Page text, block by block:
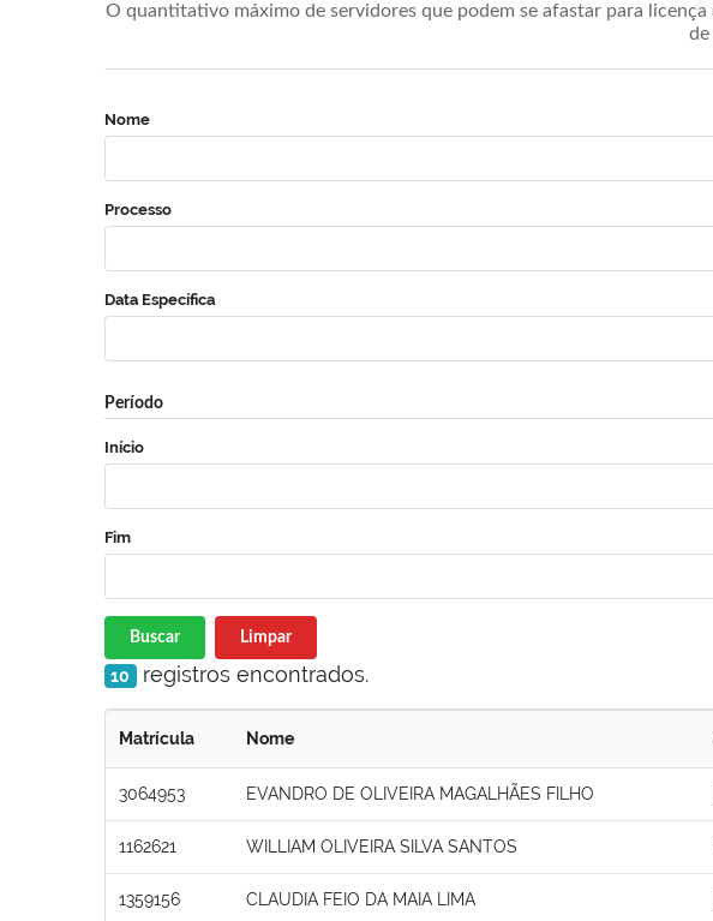
O quantitativo máximo de servidores que podem se afastar para
Nome
Processo
Data Específica
Período
Início
Fim
Buscar Limpar
10 registros encontrados.
Matrícula Nome
3064953 EVANDRO DE OLIVEIRA MAGALHÃES FILHO
1162621 WILLIAM OLIVEIRA SILVA SANTOS
1359156 CLAUDIA FEIO DA MAIA LIMA